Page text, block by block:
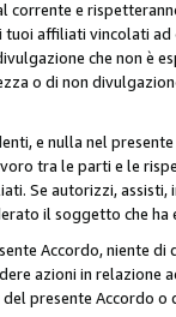
corrente e
affiliati vincolati
che non è
o di non
e nulla nel
tra le parti e le
Se autorizzi,
il soggetto che
Accordo, niente
azioni in relazione
presente Accordo o